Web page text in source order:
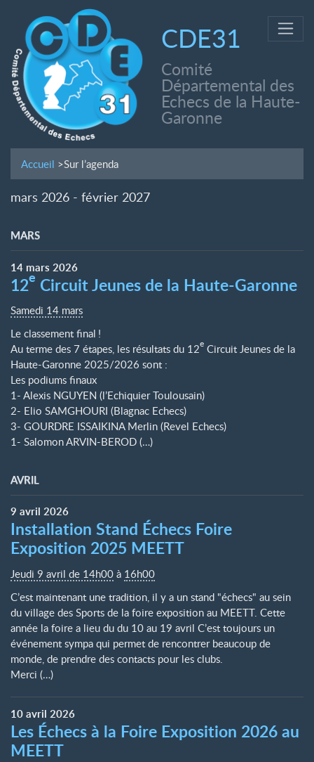
CDE31
Comité
Départemental des
Echecs de la Haute-
Garonne
Accueil >Sur l’agenda
mars 2026 - février 2027
MARS
14 mars 2026
12e Circuit Jeunes de la Haute-Garonne
Samedi 14 mars
Le classement final !
Au terme des 7 étapes, les résultats du 12e Circuit Jeunes de la
Haute-Garonne 2025/2026 sont :
Les podiums finaux
1- Alexis NGUYEN (l’Echiquier Toulousain)
2- Elio SAMGHOURI (Blagnac Echecs)
3- GOURDRE ISSAIKINA Merlin (Revel Echecs)
1- Salomon ARVIN-BEROD (…)
AVRIL
9 avril 2026
Installation Stand Échecs Foire
Exposition 2025 MEETT
Jeudi 9 avril de 14h00 à 16h00
C’est maintenant une tradition, il y a un stand "échecs" au sein
du village des Sports de la foire exposition au MEETT. Cette
année la foire a lieu du du 10 au 19 avril C’est toujours un
événement sympa qui permet de rencontrer beaucoup de
monde, de prendre des contacts pour les clubs.
Merci (…)
10avril 2026
Les Échecs à la Foire Exposition 2026 au
MEETT